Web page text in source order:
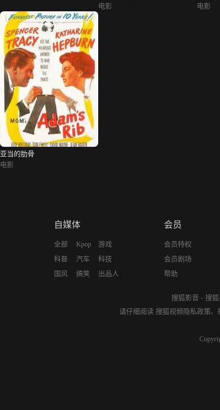
电影
电影
亚当的肋骨
电影
自媒体
全部
科普
国风
Kpop
汽车
搞笑
游戏
科技
出品人
会员
会员特权
会员剧场
帮助
搜狐影音 - 搜
请仔细阅读 搜狐视频隐私政策、